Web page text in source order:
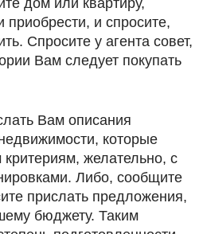
и спросите,
Спросите у агента совет,
Вам следует покупать
Вам описания
которые
желательно, с
Либо, сообщите
прислать предложения,
бюджету. Таким